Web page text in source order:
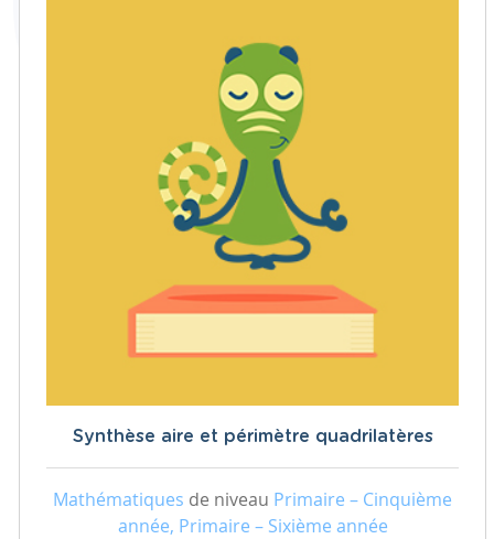
Synthèse aire et périmètre quadrilatères
Mathématiques de niveau Primaire – Cinquième
année, Primaire – Sixième année